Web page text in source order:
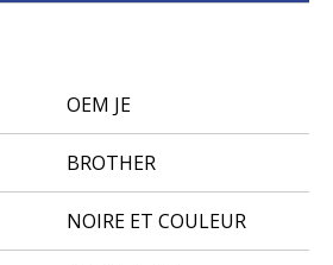
OEM JE
BROTHER
NOIRE ET COULEUR